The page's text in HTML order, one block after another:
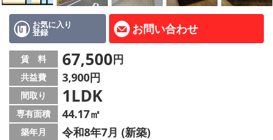
SNS
スタッフ紹介
リフォーム のことなら！
オーナー様へ
住宅型有料老人 Ｆｌｅｕｒａｇｅ
お気に入り
登録 お問い合わせ
賃 料 67,500円
共益費 3,900円
間取り 1LDK
専有面積 44.17㎡
築年月 令和8年7月 (新築)